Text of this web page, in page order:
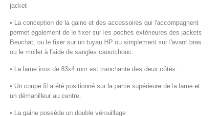
jacket
• La conception de la gaine et des accessoires qui l'accompagnent
permet également de le fixer sur les poches extérieures des jackets
Beuchat, ou le fixer sur un tuyau HP ou simplement sur l'avant bras
ou le mollet à l'aide de sangles caoutchouc.
• La lame inox de 83x4 mm est tranchante des deux côtés.
• Un coupe fil a été positionné sur la partie supérieure de la lame et
un démanilleur au centre.
• La gaine possède un double vérouillage